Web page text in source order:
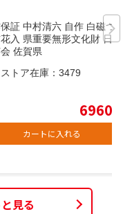
証 中村清六 自作 白磁つ
入 県重要無形文化財 日本
佐賀県
トア在庫： 3479
6960
カートに入れる
見る